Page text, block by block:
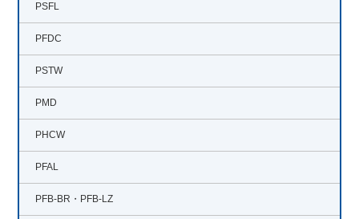
PSFL
PFDC
PSTW
PMD
PHCW
PFAL
PFB-BR・PFB-LZ